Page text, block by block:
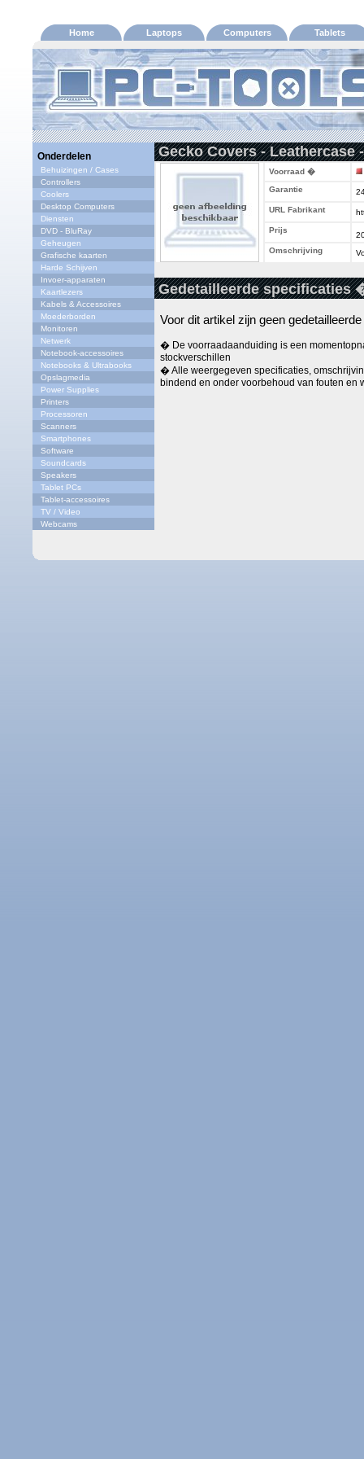
Home Laptops Computers Tablets
Onderdelen
Behuizingen / Cases
Controllers
Coolers
Desktop Computers
Diensten
DVD - BluRay
Geheugen
Grafische kaarten
Harde Schijven
Invoer-apparaten
Kaartlezers
Kabels & Accessoires
Moederborden
Monitoren
Netwerk
Notebook-accessoires
Notebooks & Ultrabooks
Opslagmedia
Power Supplies
Printers
Processoren
Scanners
Smartphones
Software
Soundcards
Speakers
Tablet PCs
Tablet-accessoires
TV / Video
Webcams
Gecko Covers - Leathercase
Voorraad �
Garantie
URL Fabrikant
Prijs
Omschrijving
Gedetailleerde specificaties
Voor dit artikel zijn geen
� De voorraadaanduiding is een
stockverschillen
� Alle weergegeven specificaties,
bindend en onder voorbehoud van fouten en